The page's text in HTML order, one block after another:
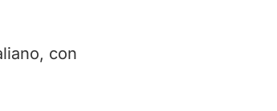
con